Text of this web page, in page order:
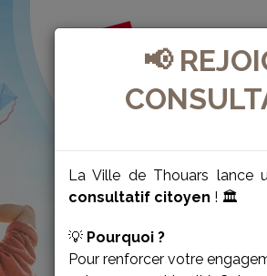
📢
La Ville de Thouars lance
consultatif citoyen ! 🏛️
💡 Pourquoi ?
Pour renforcer votre